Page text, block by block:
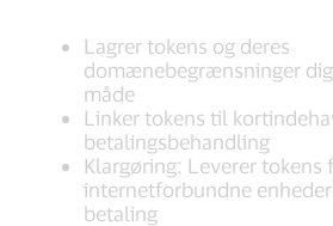
Lagrer tokens og deres
domænebegrænsninger
måde
Linker tokens til
betalingsbehandling
Klargøring: Leverer tokens
internetforbundne
betaling